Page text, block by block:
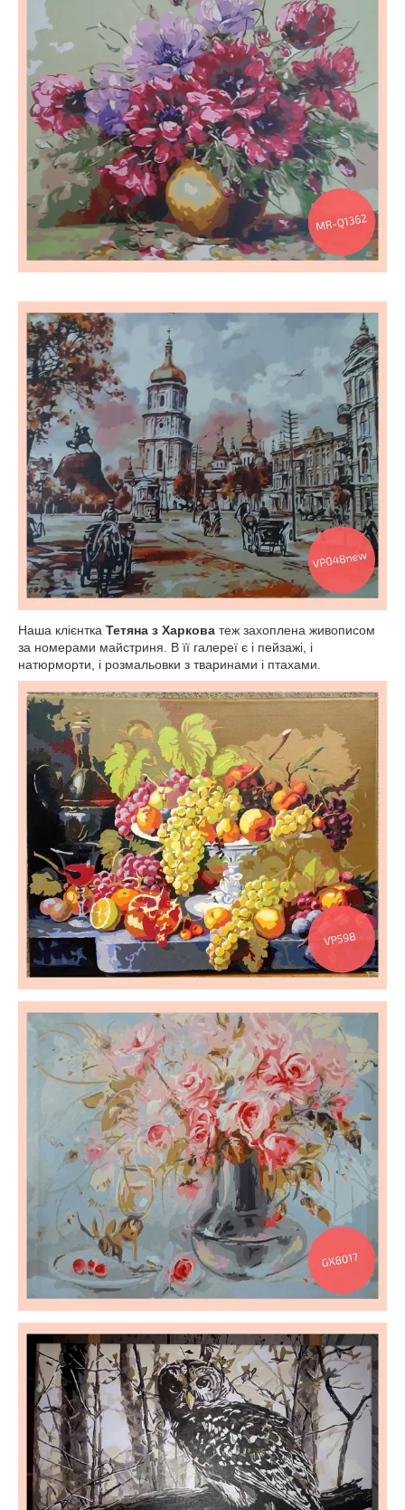
Наша клієнтка Тетяна з Харкова теж захоплена живописом
за номерами майстриня. В її галереї є і пейзажі, і
натюрморти, і розмальовки з тваринами і птахами.